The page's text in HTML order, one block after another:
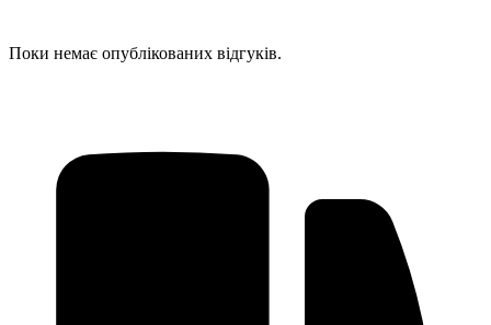
Поки немає опублікованих відгуків.